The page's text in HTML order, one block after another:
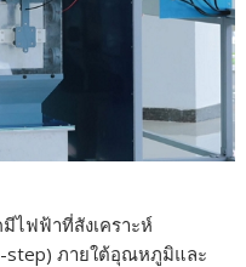
ไฟฟ้าที่สังเคราะห์
step) ภายใต้อุณหภูมิและ